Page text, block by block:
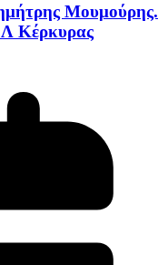
Μουμούρης.
Κέρκυρας